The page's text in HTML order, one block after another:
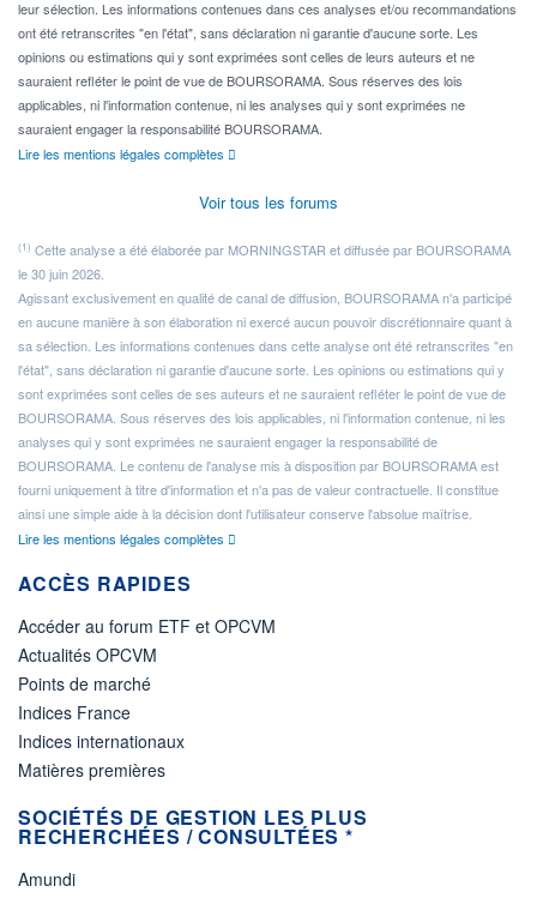
leur sélection. Les informations contenues dans ces analyses et/ou recommandations
ont été retranscrites "en l'état", sans déclaration ni garantie d'aucune sorte. Les
opinions ou estimations qui y sont exprimées sont celles de leurs auteurs et ne
sauraient refléter le point de vue de BOURSORAMA. Sous réserves des lois
applicables, ni l'information contenue, ni les analyses qui y sont exprimées ne
sauraient engager la responsabilité BOURSORAMA.
Lire les mentions légales complètes
Voir tous les forums
(1) Cette analyse a été élaborée par MORNINGSTAR et diffusée par BOURSORAMA
le 30 juin 2026.
Agissant exclusivement en qualité de canal de diffusion, BOURSORAMA n'a participé
en aucune manière à son élaboration ni exercé aucun pouvoir discrétionnaire quant à
sa sélection. Les informations contenues dans cette analyse ont été retranscrites "en
l'état", sans déclaration ni garantie d'aucune sorte. Les opinions ou estimations qui y
sont exprimées sont celles de ses auteurs et ne sauraient refléter le point de vue de
BOURSORAMA. Sous réserves des lois applicables, ni l'information contenue, ni les
analyses qui y sont exprimées ne sauraient engager la responsabilité de
BOURSORAMA. Le contenu de l'analyse mis à disposition par BOURSORAMA est
fourni uniquement à titre d'information et n'a pas de valeur contractuelle. Il constitue
ainsi une simple aide à la décision dont l'utilisateur conserve l'absolue maîtrise.
Lire les mentions légales complètes
ACCÈS RAPIDES
Accéder au forum ETF et OPCVM
Actualités OPCVM
Points de marché
Indices France
Indices internationaux
Matières premières
SOCIÉTÉS DE GESTION LES PLUS
RECHERCHÉES / CONSULTÉES *
Amundi